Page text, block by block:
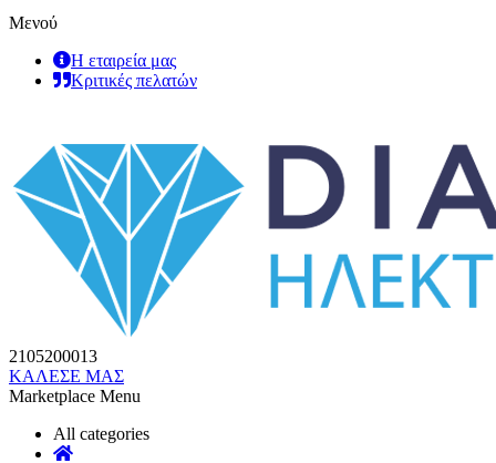
Μενού
Η εταιρεία μας
Κριτικές πελατών
2105200013
ΚΑΛΕΣΕ ΜΑΣ
Marketplace Menu
All categories